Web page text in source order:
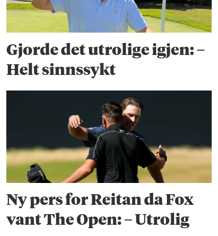
Gjorde det utrolige igjen: –
Helt sinnssykt
Ny pers for Reitan da Fox
vant The Open: – Utrolig